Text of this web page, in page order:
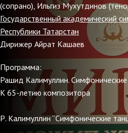
(сопрано), Ильгиз Мухутдинов
Государственный академический
Республики Татарстан
Дирижер Айрат Кашаев
Программа:
Рашид Калимуллин.
К 65-летию композитора
Р. Калимуллин “Симфонические